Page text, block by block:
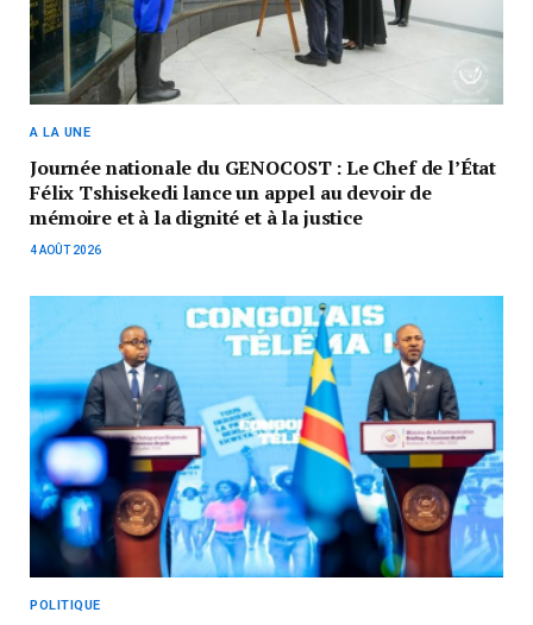
A LA UNE
Journée nationale du GENOCOST : Le Chef de l’État
Félix Tshisekedi lance un appel au devoir de
mémoire et à la dignité et à la justice
4 AOÛT 2026
POLITIQUE